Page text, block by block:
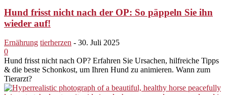
Hund frisst nicht nach der OP: So päppeln Sie ihn
wieder auf!
Ernährung tierherzen - 30. Juli 2025
0
Hund frisst nicht nach OP? Erfahren Sie Ursachen, hilfreiche Tipps
& die beste Schonkost, um Ihren Hund zu animieren. Wann zum
Tierarzt?